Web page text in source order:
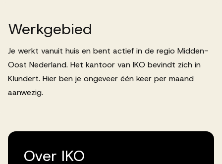
Werkgebied
Je werkt vanuit huis en bent actief in de regio Midden-
Oost Nederland. Het kantoor van IKO bevindt zich in
Klundert. Hier ben je ongeveer één keer per maand
aanwezig.
Over IKO